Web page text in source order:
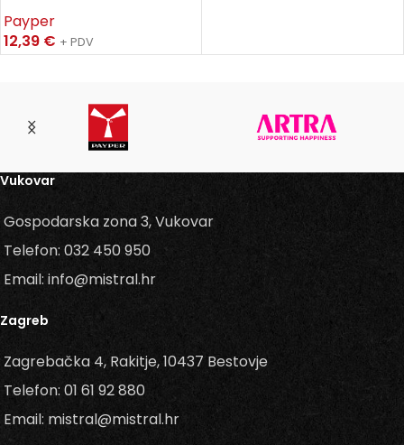
Payper
12,39 € + PDV
Vukovar
Gospodarska zona 3, Vukovar
Telefon: 032 450 950
Email: info@mistral.hr
Zagreb
Zagrebačka 4, Rakitje, 10437 Bestovje
Telefon: 01 61 92 880
Email: mistral@mistral.hr